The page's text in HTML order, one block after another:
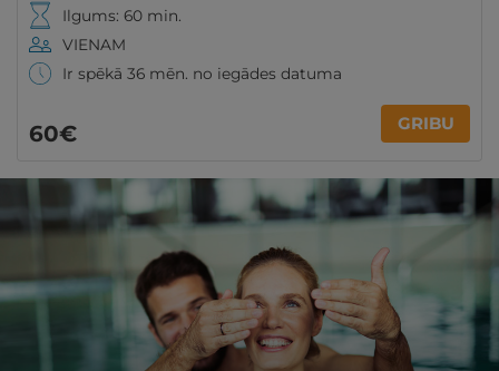
Ilgums: 60 min.
VIENAM
Ir spēkā 36 mēn. no iegādes datuma
60€ GRIBU